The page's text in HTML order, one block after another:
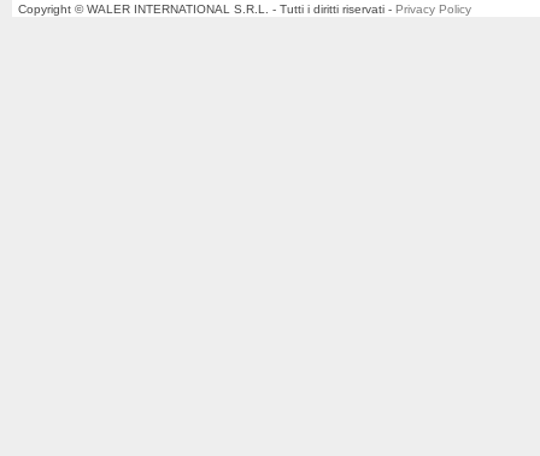
Copyright © WALER INTERNATIONAL S.R.L. - Tutti i diritti riservati - Privacy Policy